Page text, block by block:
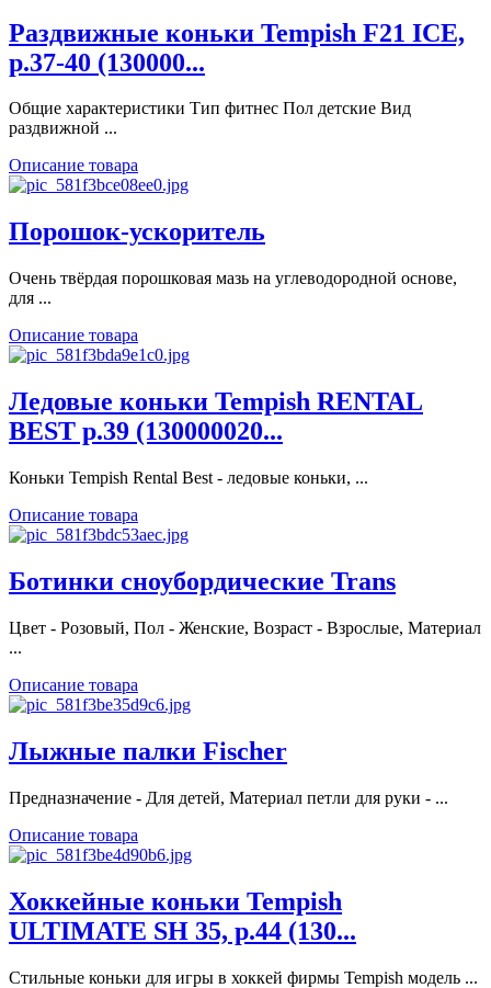
Раздвижные коньки Tempish F21 ICE,
р.37-40 (130000...
Общие характеристики Тип фитнес Пол детские Вид
раздвижной ...
Описание товара
Порошок-ускоритель
Очень твёрдая порошковая мазь на углеводородной основе,
для ...
Описание товара
Ледовые коньки Tempish RENTAL
BEST р.39 (130000020...
Коньки Tempish Rental Best - ледовые коньки, ...
Описание товара
Ботинки сноубордические Trans
Цвет - Розовый, Пол - Женские, Возраст - Взрослые, Материал
...
Описание товара
Лыжные палки Fischer
Предназначение - Для детей, Материал петли для руки - ...
Описание товара
Хоккейные коньки Tempish
ULTIMATE SH 35, р.44 (130...
Стильные коньки для игры в хоккей фирмы Tempish модель ...